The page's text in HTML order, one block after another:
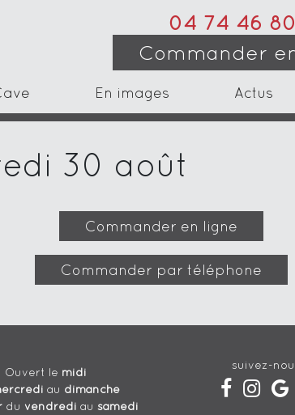
04 74 46
Commander
En images Actus
30 août
Commander en ligne
Commander par téléphone
Ouvert le midi
au dimanche
du vendredi au samedi
suivez-